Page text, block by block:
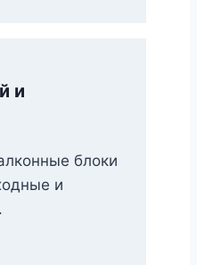
и
блоки
и